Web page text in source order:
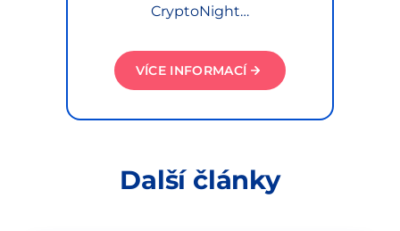
CryptoNight…
VÍCE INFORMACÍ
Další články